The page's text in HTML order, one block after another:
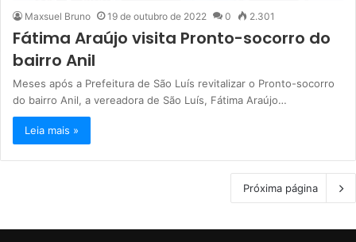
Maxsuel Bruno 19 de outubro de 2022 0 2.301
Fátima Araújo visita Pronto-socorro do
bairro Anil
Meses após a Prefeitura de São Luís revitalizar o Pronto-socorro
do bairro Anil, a vereadora de São Luís, Fátima Araújo…
Leia mais »
Próxima página